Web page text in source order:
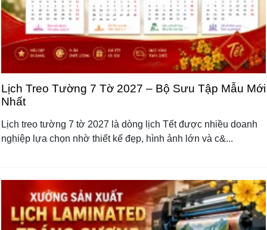
Lịch Treo Tường 7 Tờ 2027 – Bộ Sưu Tập Mẫu Mới
Nhất
Lịch treo tường 7 tờ 2027 là dòng lịch Tết được nhiều doanh
nghiệp lựa chọn nhờ thiết kế đẹp, hình ảnh lớn và c&...